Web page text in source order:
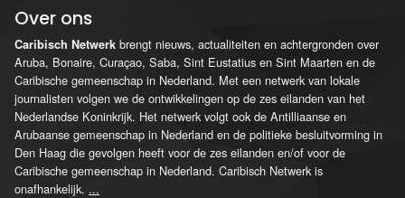
Over ons
Caribisch Netwerk brengt nieuws, actualiteiten en achtergronden over
Aruba, Bonaire, Curaçao, Saba, Sint Eustatius en Sint Maarten en de
Caribische gemeenschap in Nederland. Met een netwerk van lokale
journalisten volgen we de ontwikkelingen op de zes eilanden van het
Nederlandse Koninkrijk. Het netwerk volgt ook de Antilliaanse en
Arubaanse gemeenschap in Nederland en de politieke besluitvorming in
Den Haag die gevolgen heeft voor de zes eilanden en/of voor de
Caribische gemeenschap in Nederland. Caribisch Netwerk is
onafhankelijk. ...